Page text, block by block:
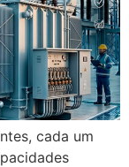
cada um